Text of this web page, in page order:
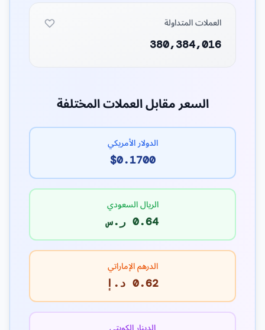
العملات المتداولة
380,384,016
السعر مقابل العملات المختلفة
الدولار الأمريكي
$0.1700
الريال السعودي
0.64 ر.س
الدرهم الإماراتي
0.62 د.إ